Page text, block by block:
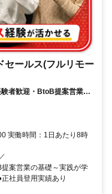
セールス(フルリモー
験者歓迎・BtoB提案営業で
実働時間：1日あたり8時
業の基礎～実践が学
社員登用実績あり